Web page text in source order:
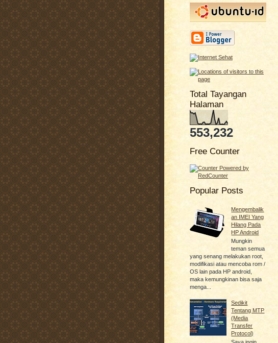
Total Tayangan
Halaman
553,232
Free Counter
Popular Posts
Mengembalik
an IMEI Yang
Hilang Pada
HP Android
Mungkin
teman semua
yang senang melakukan root,
modifikasi atau mencoba rom /
OS lain pada HP android,
maka kemungkinan bisa saja
menga...
Sedikit
Tentang MTP
(Media
Transfer
Protocol)